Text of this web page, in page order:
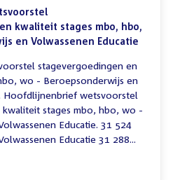
kwaliteit stages mbo, hbo,
en Volwassenen Educatie
stagevergoedingen en
wo - Beroepsonderwijs en
Hoofdlijnenbrief wetsvoorstel
stages mbo, hbo, wo -
Educatie. 31 524
Educatie 31 288...